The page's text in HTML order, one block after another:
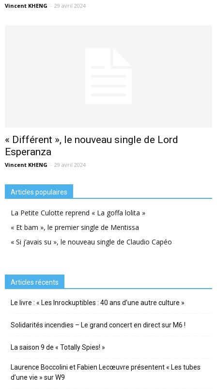
Vincent KHENG - 29 avril 2024
« Différent », le nouveau single de Lord
Esperanza
Vincent KHENG - 29 avril 2024
Articles populaires
La Petite Culotte reprend « La goffa lolita »
« Et bam », le premier single de Mentissa
« Si j’avais su », le nouveau single de Claudio Capéo
Articles récents
Le livre : « Les Inrockuptibles : 40 ans d’une autre culture »
Solidarités incendies – Le grand concert en direct sur M6 !
La saison 9 de « Totally Spies! »
Laurence Boccolini et Fabien Lecœuvre présentent « Les tubes
d’une vie » sur W9